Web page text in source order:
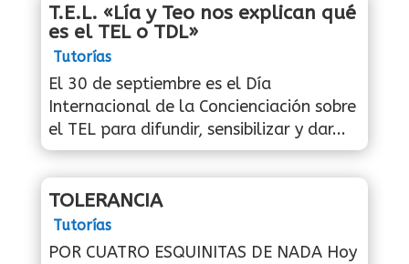
T.E.L. «Lía y Teo nos explican qué
es el TEL o TDL»
Tutorías
El 30 de septiembre es el Día
Internacional de la Concienciación sobre
el TEL para difundir, sensibilizar y dar...
TOLERANCIA
Tutorías
POR CUATRO ESQUINITAS DE NADA Hoy